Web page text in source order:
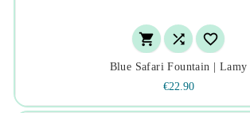
  
Blue Safari Fountain | Lamy
€22.90